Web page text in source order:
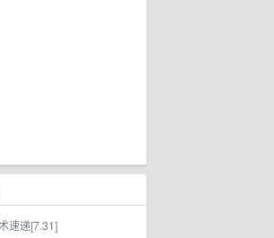
速递[7.31]